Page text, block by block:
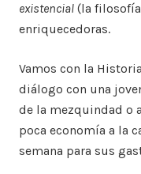
existencial (la
enriquecedoras.
Vamos con la
diálogo con una
de la mezquindad o
poca economía a la
semana para sus